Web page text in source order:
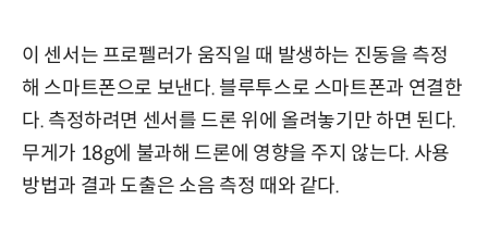
이 센서는 프로펠러가 움직일 때 발생하는 진동을 측정
해 스마트폰으로 보낸다. 블루투스로 스마트폰과 연결한
다. 측정하려면 센서를 드론 위에 올려놓기만 하면 된다.
무게가 18g에 불과해 드론에 영향을 주지 않는다. 사용
방법과 결과 도출은 소음 측정 때와 같다.